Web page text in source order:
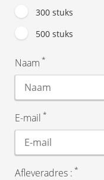
300 stuks
500 stuks
Naam *
E-mail *
Afleveradres : *